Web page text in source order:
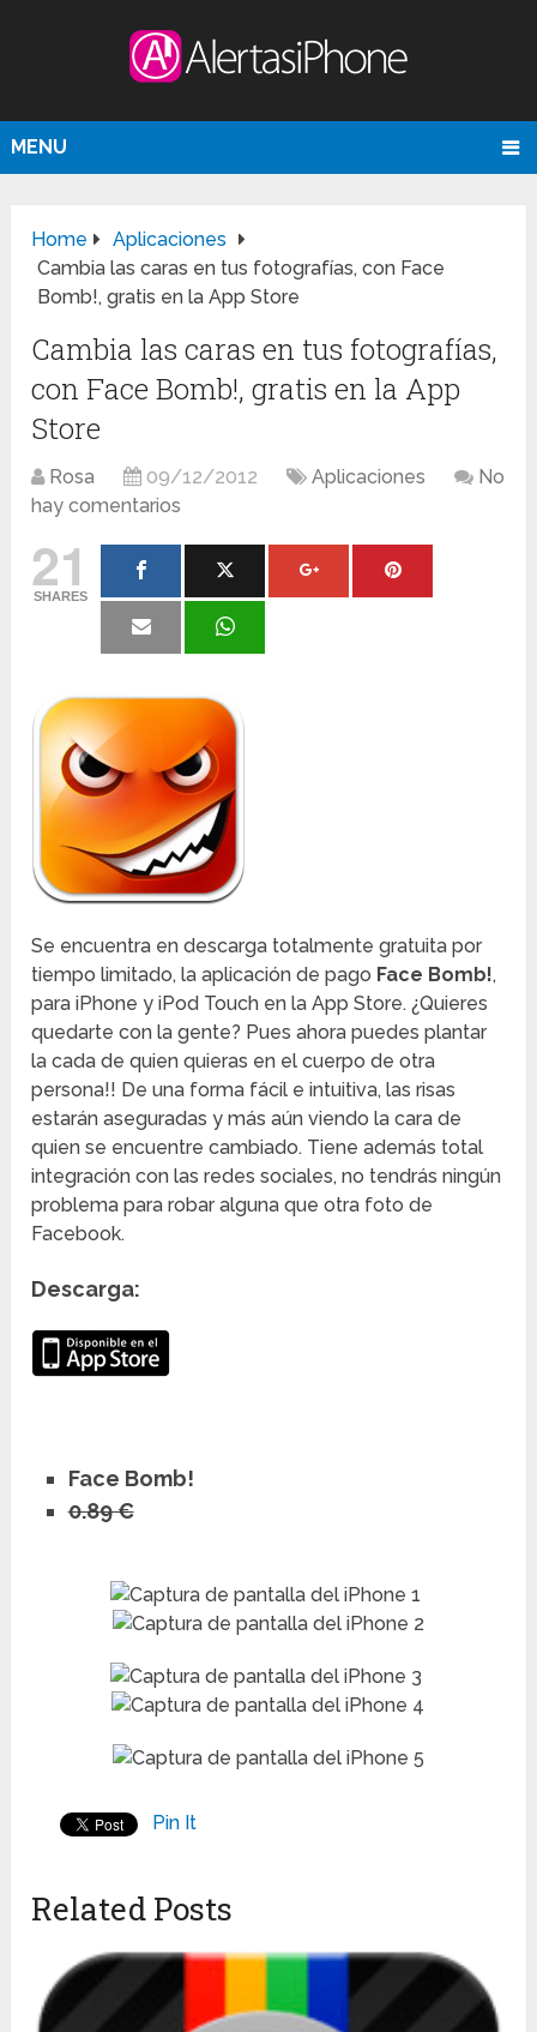
MENU
Home
Aplicaciones
Cambia las caras en tus fotografías, con Face
Bomb!, gratis en la App Store
Cambia las caras en tus fotografías,
con Face Bomb!, gratis en la App
Store
Rosa 09/12/2012 Aplicaciones
No
hay comentarios
21
SHARES
Se encuentra en descarga totalmente gratuita por
tiempo limitado, la aplicación de pago Face Bomb!,
para iPhone y iPod Touch en la App Store. ¿Quieres
quedarte con la gente? Pues ahora puedes plantar
la cada de quien quieras en el cuerpo de otra
persona!! De una forma fácil e intuitiva, las risas
estarán aseguradas y más aún viendo la cara de
quien se encuentre cambiado. Tiene además total
integración con las redes sociales, no tendrás ningún
problema para robar alguna que otra foto de
Facebook.
Descarga:
Face Bomb!
0.89 €
Pin It
Related Posts